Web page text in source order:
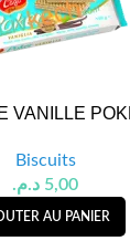
VANILLE
Biscuits
5,00 د.م.
AU PANIER